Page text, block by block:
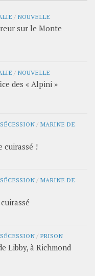
/ NOUVELLE
sur le Monte
/ NOUVELLE
des « Alpini »
/ MARINE DE
cuirassé !
/ MARINE DE
/ PRISON
Libby, à Richmond